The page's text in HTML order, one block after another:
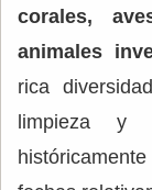
corales,
animales
rica
limpieza y